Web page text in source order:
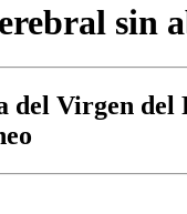
sin
del Virgen del